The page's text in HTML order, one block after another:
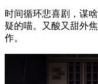
时间循环悲喜剧，谋
疑的喵。又酸又甜外
作。